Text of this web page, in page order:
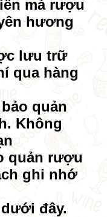
mà rượu
hương
lưu trữ
qua hàng
quản
Không
quản rượu
ghi nhớ
đây.